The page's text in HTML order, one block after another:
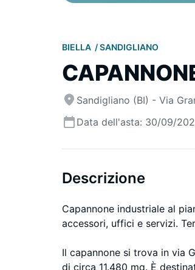
BIELLA SANDIGLIANO
Sandigliano (BI) - Via
Data dell'asta: 30/09/
Descrizione
Capannone industriale al
accessori, uffici e servizi.
Il capannone si trova in via
di circa 11.480 mq. È